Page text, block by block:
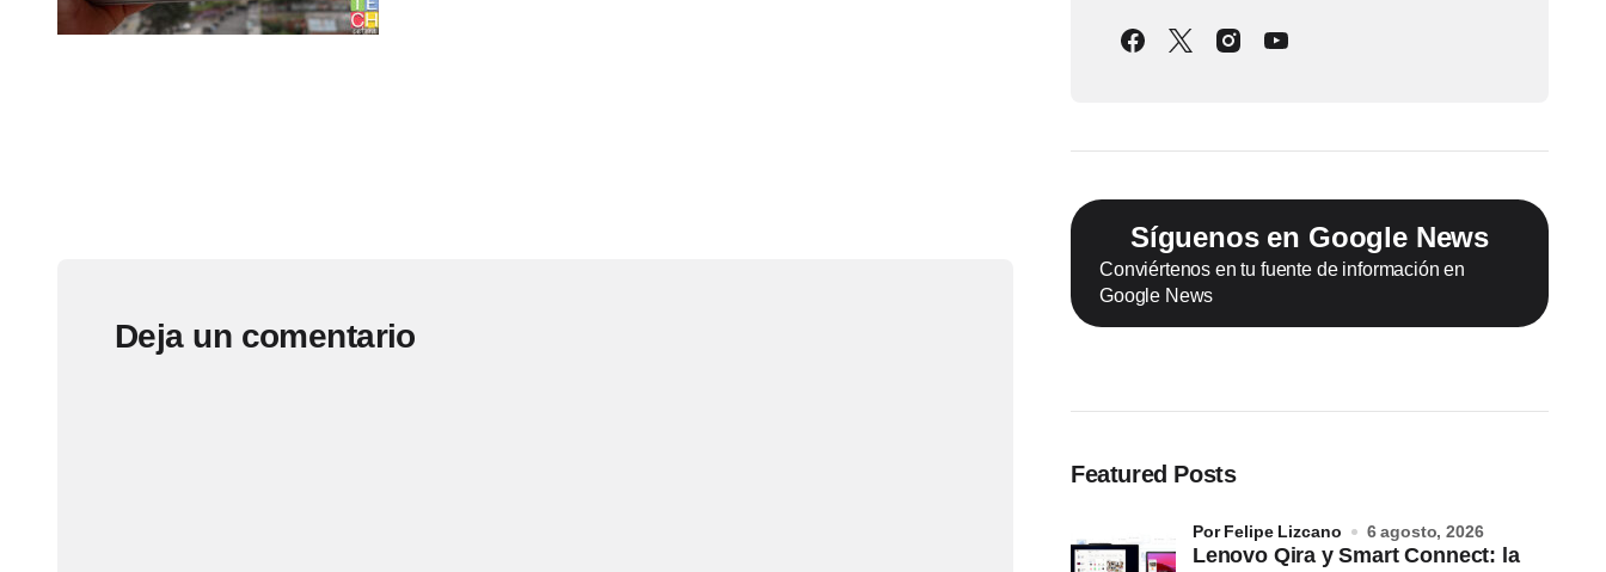
Deja un comentario
Síguenos en Google News
Conviértenos en tu fuente de información en
Google News
Featured Posts
Lenovo Qira y Smart Connect: la
por Felipe Lizcano 6 agosto, 2026